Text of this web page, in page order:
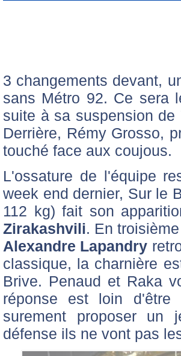
3 changements devant,
sans Métro 92. Ce sera
suite à sa suspension
Derrière, Rémy Grosso,
touché face aux coujous.
L'ossature de l'équipe
week end dernier, Sur le
112 kg) fait son
Zirakashvili. En
Alexandre Lapandry
classique, la charnière
Brive. Penaud et Raka
réponse est loin
surement proposer un
défense ils ne vont pas